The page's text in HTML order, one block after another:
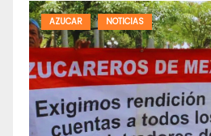
AZUCAR NOTICIAS